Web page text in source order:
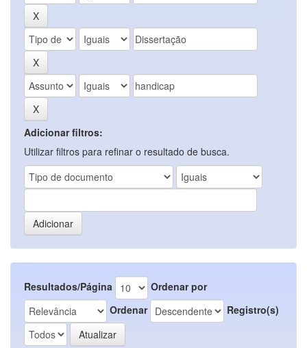
Adicionar filtros:
Utilizar filtros para refinar o resultado de busca.
Resultados/Página
Ordenar por
Ordenar
Registro(s)